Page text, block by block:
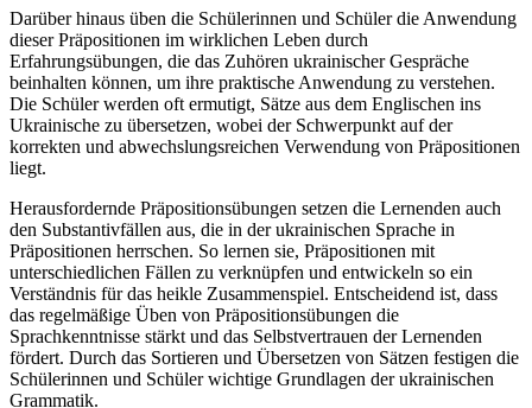
Darüber hinaus üben die Schülerinnen und Schüler die Anwendung
dieser Präpositionen im wirklichen Leben durch
Erfahrungsübungen, die das Zuhören ukrainischer Gespräche
beinhalten können, um ihre praktische Anwendung zu verstehen.
Die Schüler werden oft ermutigt, Sätze aus dem Englischen ins
Ukrainische zu übersetzen, wobei der Schwerpunkt auf der
korrekten und abwechslungsreichen Verwendung von Präpositionen
liegt.
Herausfordernde Präpositionsübungen setzen die Lernenden auch
den Substantivfällen aus, die in der ukrainischen Sprache in
Präpositionen herrschen. So lernen sie, Präpositionen mit
unterschiedlichen Fällen zu verknüpfen und entwickeln so ein
Verständnis für das heikle Zusammenspiel. Entscheidend ist, dass
das regelmäßige Üben von Präpositionsübungen die
Sprachkenntnisse stärkt und das Selbstvertrauen der Lernenden
fördert. Durch das Sortieren und Übersetzen von Sätzen festigen die
Schülerinnen und Schüler wichtige Grundlagen der ukrainischen
Grammatik.